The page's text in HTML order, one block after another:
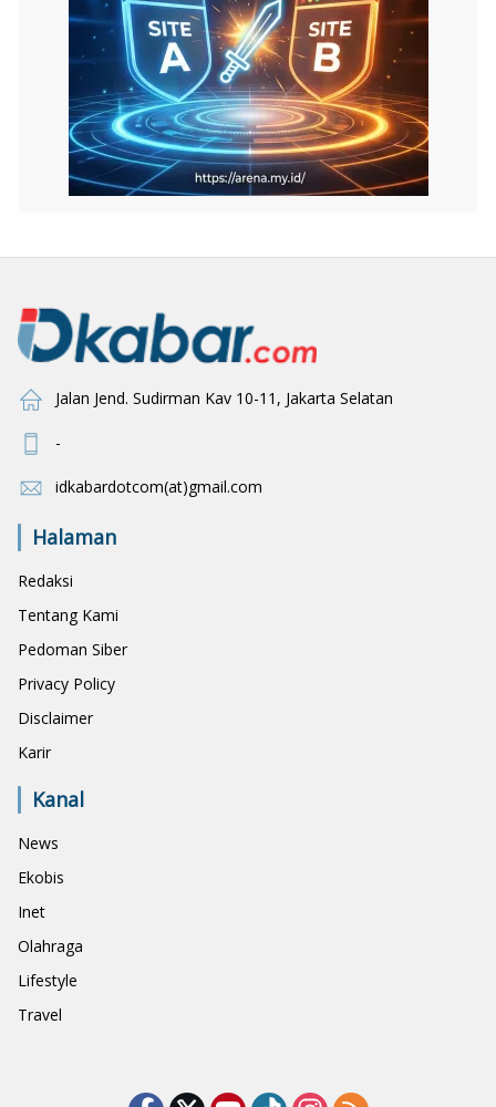
Jalan Jend. Sudirman Kav 10-11, Jakarta Selatan
-
idkabardotcom(at)gmail.com
Halaman
Redaksi
Tentang Kami
Pedoman Siber
Privacy Policy
Disclaimer
Karir
Kanal
News
Ekobis
Inet
Olahraga
Lifestyle
Travel